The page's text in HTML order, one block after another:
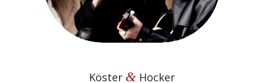
Köster &Hocker